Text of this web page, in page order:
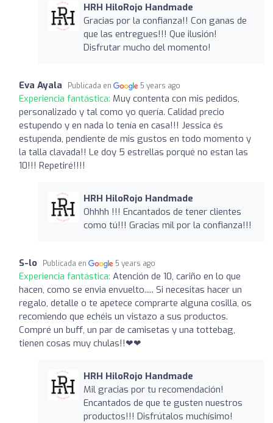
HRH HiloRojo Handmade
Gracias por la confianza!! Con ganas de
que las entregues!!! Que ilusión!
Disfrutar mucho del momento!
Eva Ayala Publicada en 5 years ago
Experiencia fantástica: Muy contenta con mis pedidos,
personalizado y tal como yo quería. Calidad precio
estupendo y en nada lo tenía en casa!!! Jessica és
estupenda, pendiente de mis gustos en todo momento y
la talla clavada!! Le doy 5 estrellas porqué no estan las
10!!! Repetiré!!!!
HRH HiloRojo Handmade
Ohhhh !!! Encantados de tener clientes
como tú!!! Gracias mil por la confianza!!!
S-lo Publicada en 5 years ago
Experiencia fantástica: Atención de 10, cariño en lo que
hacen, como se envia envuelto..... Si necesitas hacer un
regalo, detalle o te apetece comprarte alguna cosilla, os
recomiendo que echéis un vistazo a sus productos.
Compré un buff, un par de camisetas y una tottebag,
tienen cosas muy chulas!!❤❤
HRH HiloRojo Handmade
Mil gracias por tu recomendación!
Encantados de que te gusten nuestros
productos!!! Disfrútalos muchísimo!